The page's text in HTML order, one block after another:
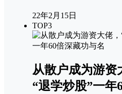
22年2月15日
TOP3
从散户成为游资
“退学炒股”一年